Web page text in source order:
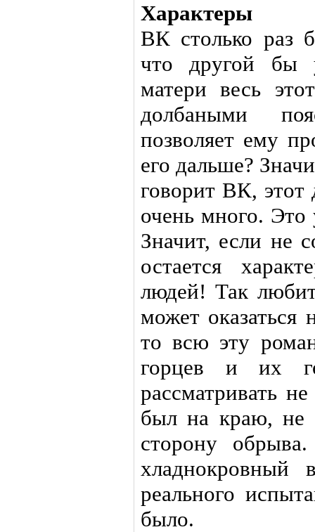
Характеры
ВК столько раз
что другой бы
матери весь
долбаными
позволяет ему
его дальше?
говорит ВК,
очень много.
Значит, если не
остается
людей! Так
может оказаться
то всю эту
горцев и их
рассматривать
был на краю, не
сторону
реального
было.